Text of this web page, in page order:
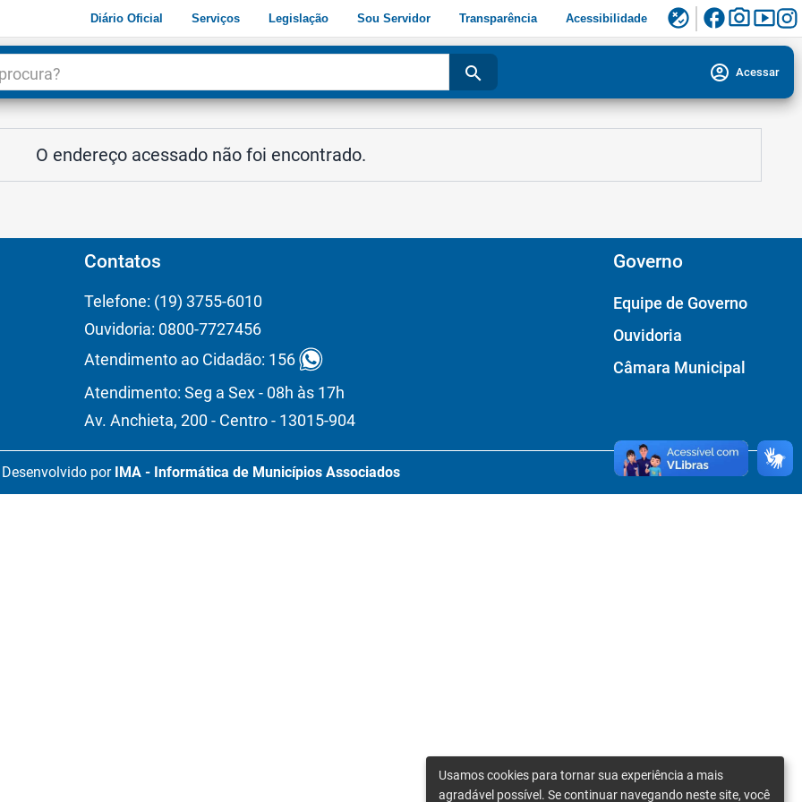
Diário Oficial Serviços Legislação Sou Servidor Transparência Acessibilidade flaky facebookphoto_camerasmart_display
search account_circle Acessar
O endereço acessado não foi encontrado.
Contatos
Telefone: (19) 3755-6010
Ouvidoria: 0800-7727456
Atendimento ao Cidadão: 156
Atendimento: Seg a Sex - 08h às 17h
Av. Anchieta, 200 - Centro - 13015-904
Governo
Equipe de Governo
Ouvidoria
Câmara Municipal
Desenvolvido por IMA - Informática de Municípios Associados
Usamos cookies para tornar sua experiência a mais
agradável possível. Se continuar navegando neste site, você